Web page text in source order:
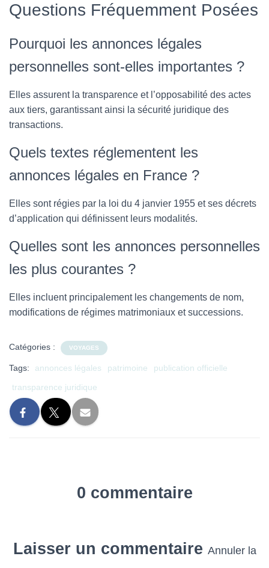
Questions Fréquemment Posées
Pourquoi les annonces légales
personnelles sont-elles importantes ?
Elles assurent la transparence et l’opposabilité des actes
aux tiers, garantissant ainsi la sécurité juridique des
transactions.
Quels textes réglementent les
annonces légales en France ?
Elles sont régies par la loi du 4 janvier 1955 et ses décrets
d’application qui définissent leurs modalités.
Quelles sont les annonces personnelles
les plus courantes ?
Elles incluent principalement les changements de nom,
modifications de régimes matrimoniaux et successions.
Catégories : VOYAGES
Tags: annonces légales patrimoine
publication officielle
transparence juridique
0 commentaire
Laisser un commentaire Annuler la